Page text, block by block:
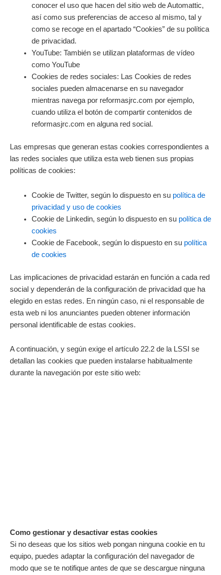
conocer el uso que hacen del sitio web de Automattic,
así como sus preferencias de acceso al mismo, tal y
como se recoge en el apartado “Cookies” de su política
de privacidad.
YouTube: También se utilizan plataformas de vídeo
como YouTube
Cookies de redes sociales: Las Cookies de redes
sociales pueden almacenarse en su navegador
mientras navega por reformasjrc.com por ejemplo,
cuando utiliza el botón de compartir contenidos de
reformasjrc.com en alguna red social.
Las empresas que generan estas cookies correspondientes a
las redes sociales que utiliza esta web tienen sus propias
políticas de cookies:
Cookie de Twitter, según lo dispuesto en su política de
privacidad y uso de cookies
Cookie de Linkedin, según lo dispuesto en su política de
cookies
Cookie de Facebook, según lo dispuesto en su política
de cookies
Las implicaciones de privacidad estarán en función a cada red
social y dependerán de la configuración de privacidad que ha
elegido en estas redes. En ningún caso, ni el responsable de
esta web ni los anunciantes pueden obtener información
personal identificable de estas cookies.
A continuación, y según exige el artículo 22.2 de la LSSI se
detallan las cookies que pueden instalarse habitualmente
durante la navegación por este sitio web:
Como gestionar y desactivar estas cookies
Si no deseas que los sitios web pongan ninguna cookie en tu
equipo, puedes adaptar la configuración del navegador de
modo que se te notifique antes de que se descargue ninguna